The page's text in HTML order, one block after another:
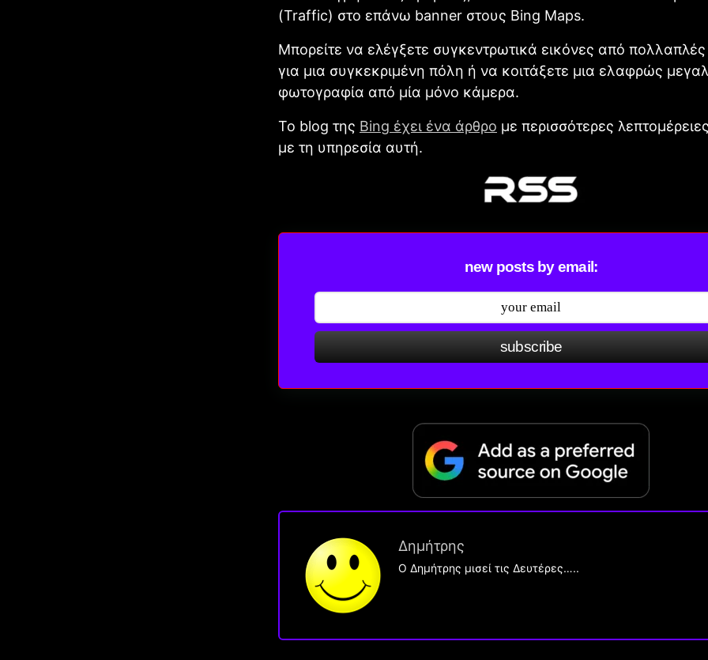
(Traffic) στο επάνω banner στους Βing Maps.
Μπορείτε να ελέγξετε συγκεντρωτικά εικόνες από
για μια συγκεκριμένη πόλη ή να κοιτάξετε μια ελαφρώς
φωτογραφία από μία μόνο κάμερα.
Το blog της Βing έχει ένα άρθρο με περισσότερες
με τη υπηρεσία αυτή.
new posts by email:
subscribe
Δημήτρης
O Δημήτρης μισεί τις Δευτέρες…..